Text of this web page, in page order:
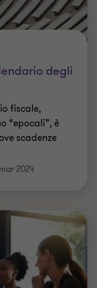
degli
fiscale,
“epocali”, è
scadenze
2024